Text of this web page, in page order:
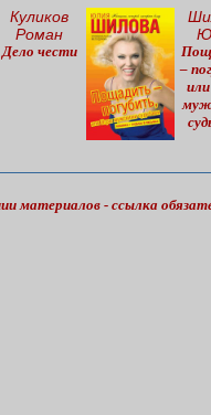
Куликов
Роман
Дело чести
–
материалов - ссылка